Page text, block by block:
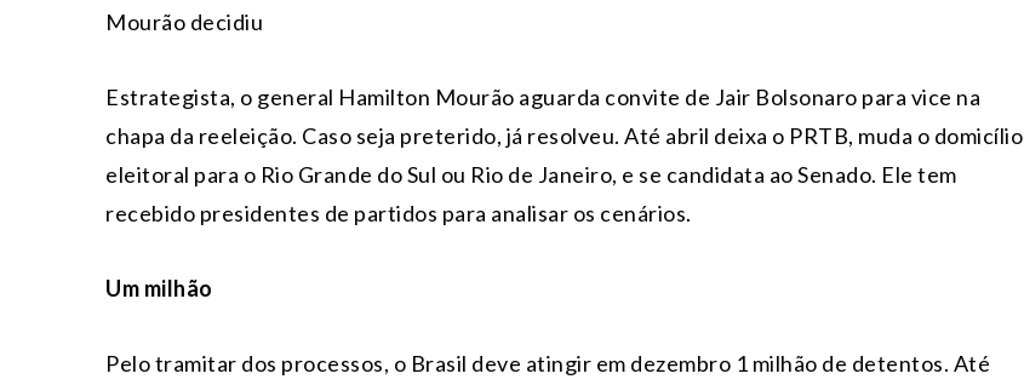
Mourão decidiu
Estrategista, o general Hamilton Mourão aguarda convite de Jair Bolsonaro para vice na
chapa da reeleição. Caso seja preterido, já resolveu. Até abril deixa o PRTB, muda o domicílio
eleitoral para o Rio Grande do Sul ou Rio de Janeiro, e se candidata ao Senado. Ele tem
recebido presidentes de partidos para analisar os cenários.
Um milhão
Pelo tramitar dos processos, o Brasil deve atingir em dezembro 1 milhão de detentos. Até